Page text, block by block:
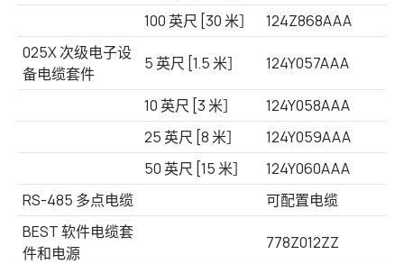
100 英尺 [30 米］
124Z868AAA
025X 次级电子设
备电缆套件
5 英尺 [1.5 米］ 124Y057AAA
10 英尺 [3 米］
124Y058AAA
25 英尺 [8 米］
124Y059AAA
50 英尺 [15 米］
124Y060AAA
RS-485 多点电缆
可配置电缆
BEST 软件电缆套
件和电源
778Z012ZZ